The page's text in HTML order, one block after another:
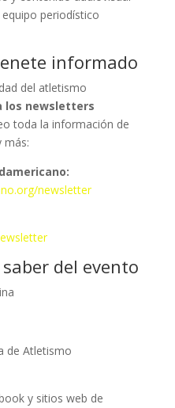
periodístico
informado
del atletismo
los newsletters
toda la información de
más:
newsletter
del evento
de Atletismo
y sitios web de